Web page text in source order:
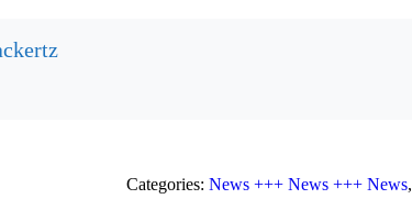
Categories: News +++ News +++ News,